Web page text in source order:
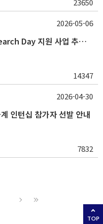
23650
2026년 대학원생 국제 여름 Research Day 지원 사업 추가 모집 안내
14347
2026-05-06
인턴십 참가자 선발 안내
7832
2026-04-30
TOP